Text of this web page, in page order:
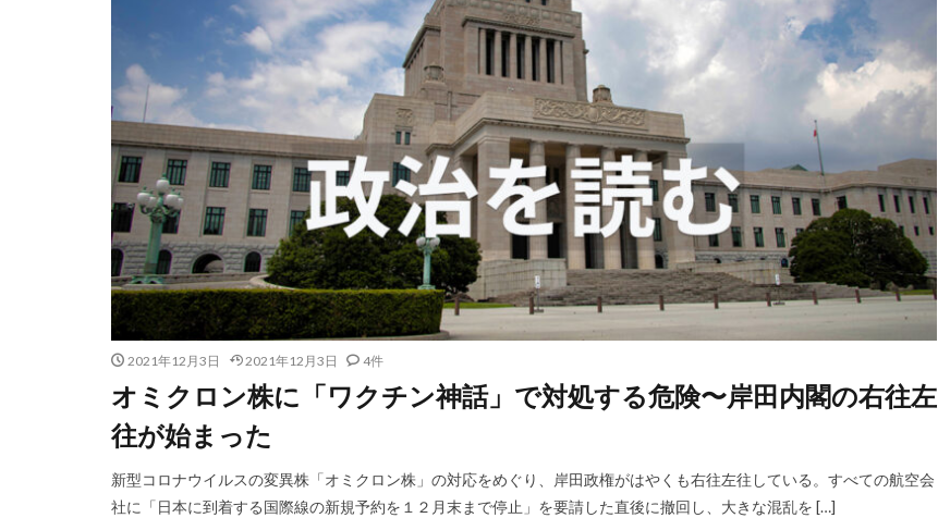
2021年12月3日 2021年12月3日 4件
オミクロン株に「ワクチン神話」で対処する危険〜岸田内閣の右往左
往が始まった
新型コロナウイルスの変異株「オミクロン株」の対応をめぐり、岸田政権がはやくも右往左往している。すべての航空会
社に「日本に到着する国際線の新規予約を１２月末まで停止」を要請した直後に撤回し、大きな混乱を […]